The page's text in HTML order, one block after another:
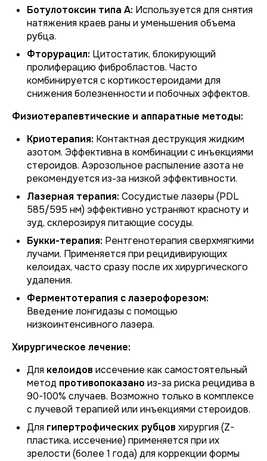
Ботулотоксин типа А: Используется для снятия
натяжения краев раны и уменьшения объема
рубца.
Фторурацил: Цитостатик, блокирующий
пролиферацию фибробластов. Часто
комбинируется с кортикостероидами для
снижения болезненности и побочных эффектов.
Физиотерапевтические и аппаратные методы:
Криотерапия: Контактная деструкция жидким
азотом. Эффективна в комбинации с инъекциями
стероидов. Аэрозольное распыление азота не
рекомендуется из-за низкой эффективности.
Лазерная терапия: Сосудистые лазеры (PDL
585/595 нм) эффективно устраняют красноту и
зуд, склерозируя питающие сосуды.
Букки-терапия: Рентгенотерапия сверхмягкими
лучами. Применяется при рецидивирующих
келоидах, часто сразу после их хирургического
удаления.
Ферментотерапия с лазерофорезом:
Введение лонгидазы с помощью
низкоинтенсивного лазера.
Хирургическое лечение:
Для келоидов иссечение как самостоятельный
метод противопоказано из-за риска рецидива в
90-100% случаев. Возможно только в комплексе
с лучевой терапией или инъекциями стероидов.
Для гипертрофических рубцов хирургия (Z-
пластика, иссечение) применяется при их
зрелости (более 1 года) для коррекции формы